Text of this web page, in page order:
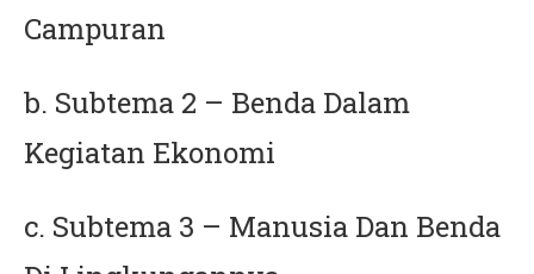
Campuran
b. Subtema 2 – Benda Dalam
Kegiatan Ekonomi
c. Subtema 3 – Manusia Dan Benda